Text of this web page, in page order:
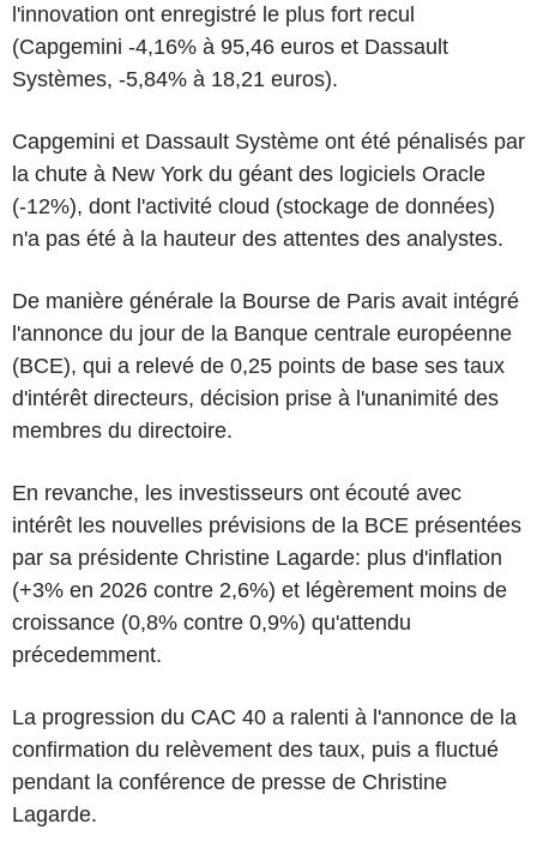
l'innovation ont enregistré le plus fort recul
(Capgemini -4,16% à 95,46 euros et Dassault
Systèmes, -5,84% à 18,21 euros).
Capgemini et Dassault Système ont été pénalisés par
la chute à New York du géant des logiciels Oracle
(-12%), dont l'activité cloud (stockage de données)
n'a pas été à la hauteur des attentes des analystes.
De manière générale la Bourse de Paris avait intégré
l'annonce du jour de la Banque centrale européenne
(BCE), qui a relevé de 0,25 points de base ses taux
d'intérêt directeurs, décision prise à l'unanimité des
membres du directoire.
En revanche, les investisseurs ont écouté avec
intérêt les nouvelles prévisions de la BCE présentées
par sa présidente Christine Lagarde: plus d'inflation
(+3% en 2026 contre 2,6%) et légèrement moins de
croissance (0,8% contre 0,9%) qu'attendu
précedemment.
La progression du CAC 40 a ralenti à l'annonce de la
confirmation du relèvement des taux, puis a fluctué
pendant la conférence de presse de Christine
Lagarde.